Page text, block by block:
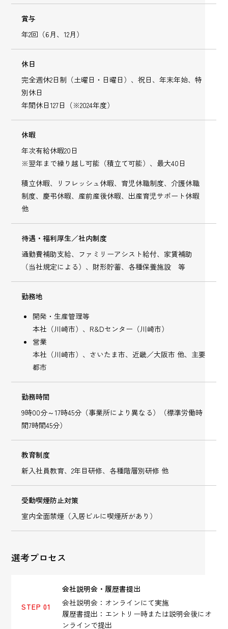
賞与
年2回（6月、12月）
休日
完全週休2日制（土曜日・日曜日）、祝日、年末年始、特
別休日
年間休日127日（※2024年度）
休暇
年次有給休暇20日
※翌年まで繰り越し可能（積立て可能）、最大40日
積立休暇、リフレッシュ休暇、育児休職制度、介護休職
制度、慶弔休暇、産前産後休暇、出産育児サポート休暇
他
待遇・福利厚生／社内制度
通勤費補助支給、ファミリーアシスト給付、家賃補助
（当社規定による）、財形貯蓄、各種保養施設 等
勤務地
開発・生産管理等
本社（川崎市）、R&Dセンター（川崎市）
営業
本社（川崎市）、さいたま市、近畿／大阪市 他、主要
都市
勤務時間
9時00分～17時45分（事業所により異なる）（標準労働時
間7時間45分）
教育制度
新入社員教育、2年目研修、各種階層別研修 他
受動喫煙防止対策
室内全面禁煙（入居ビルに喫煙所があり）
選考プロセス
STEP 01
会社説明会・履歴書提出
会社説明会：オンラインにて実施
履歴書提出：エントリー時または説明会後にオ
ンラインで提出